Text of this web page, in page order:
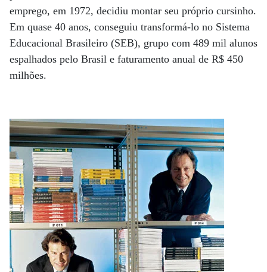
emprego, em 1972, decidiu montar seu próprio cursinho.
Em quase 40 anos, conseguiu transformá-lo no Sistema
Educacional Brasileiro (SEB), grupo com 489 mil alunos
espalhados pelo Brasil e faturamento anual de R$ 450
milhões.